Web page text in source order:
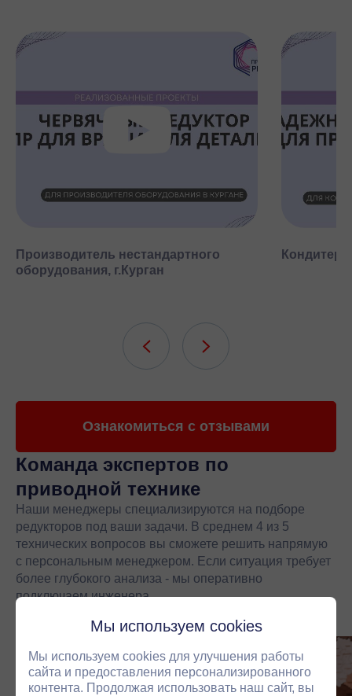
Производитель нестандартного
оборудования, г.Курган
Ознакомиться с отзывами
Команда экспертов по
приводной технике
Наши менеджеры специализируются на подборе
редукторов под ваши задачи. В среднем 4 из 5
технических вопросов вы сможете решить напрямую
с персональным менеджером. Если ситуация требует
более глубокого анализа - мы оперативно
подключаем инженера.
Мы используем cookies
Мы используем cookies для улучшения работы
сайта и предоставления персонализированного
контента. Продолжая использовать наш сайт, вы